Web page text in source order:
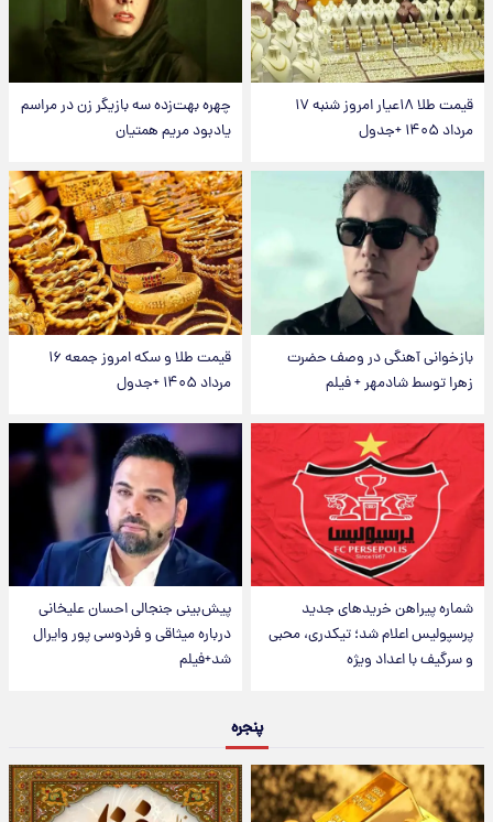
قیمت طلا ۱۸عیار امروز شنبه ۱۷
مرداد ۱۴۰۵ +جدول
چهره بهت‌زده سه بازیگر زن در مراسم
یادبود مریم همتیان
بازخوانی آهنگی در وصف حضرت
زهرا توسط شادمهر + فیلم
قیمت طلا و سکه امروز جمعه ۱۶
مرداد ۱۴۰۵ +جدول
شماره پیراهن خریدهای جدید
پرسپولیس اعلام شد؛ تیکدری، محبی
و سرگیف با اعداد ویژه
پیش‌بینی جنجالی احسان علیخانی
درباره میثاقی و فردوسی پور وایرال
شد+فیلم
پنجره